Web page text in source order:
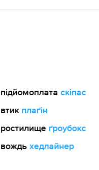
підйомоплата скіпас
втик плаґін
ростилище ґроубокс
вождь хедлайнер